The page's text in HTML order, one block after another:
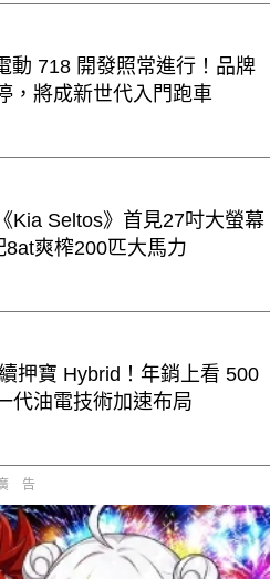
動 718 開發照常進行！品牌
，將成新世代入門跑車
Kia Seltos》首見27吋大螢幕
8at爽榨200匹大馬力
押寶 Hybrid！年銷上看 500
代油電技術加速布局
告